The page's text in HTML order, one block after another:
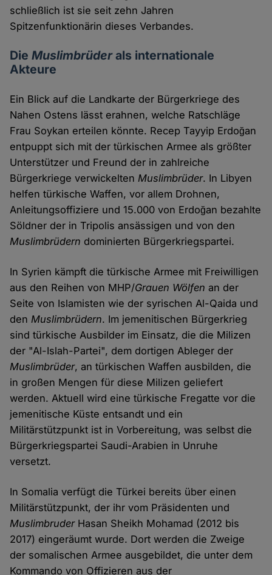
schließlich ist sie seit zehn Jahren
Spitzenfunktionärin dieses Verbandes.
DieMuslimbrüderals internationale
Akteure
Ein Blick auf die Landkarte der Bürgerkriege des
Nahen Ostens lässt erahnen, welche Ratschläge
Frau Soykan erteilen könnte. Recep Tayyip Erdoğan
entpuppt sich mit der türkischen Armee als größter
Unterstützer und Freund der in zahlreiche
Bürgerkriege verwickeltenMuslimbrüder. In Libyen
helfen türkische Waffen, vor allem Drohnen,
Anleitungsoffiziere und 15.000 von Erdoğan bezahlte
Söldner der in Tripolis ansässigen und von den
Muslimbrüdern dominierten Bürgerkriegspartei.
In Syrien kämpft die türkische Armee mit Freiwilligen
aus den Reihen von MHP/Grauen Wölfen an der
Seite von Islamisten wie der syrischen Al-Qaida und
denMuslimbrüdern. Im jemenitischen Bürgerkrieg
sind türkische Ausbilder im Einsatz, die die Milizen
der "Al-Islah-Partei", dem dortigen Ableger der
Muslimbrüder, an türkischen Waffen ausbilden, die
in großen Mengen für diese Milizen geliefert
werden. Aktuell wird eine türkische Fregatte vor die
jemenitische Küste entsandt und ein
Militärstützpunkt ist in Vorbereitung, was selbst die
Bürgerkriegspartei Saudi-Arabien in Unruhe
versetzt.
In Somalia verfügt die Türkei bereits über einen
Militärstützpunkt, der ihr vom Präsidenten und
MuslimbruderHasan Sheikh Mohamad (2012 bis
2017) eingeräumt wurde. Dort werden die Zweige
der somalischen Armee ausgebildet, die unter dem
Kommando von Offizieren aus der